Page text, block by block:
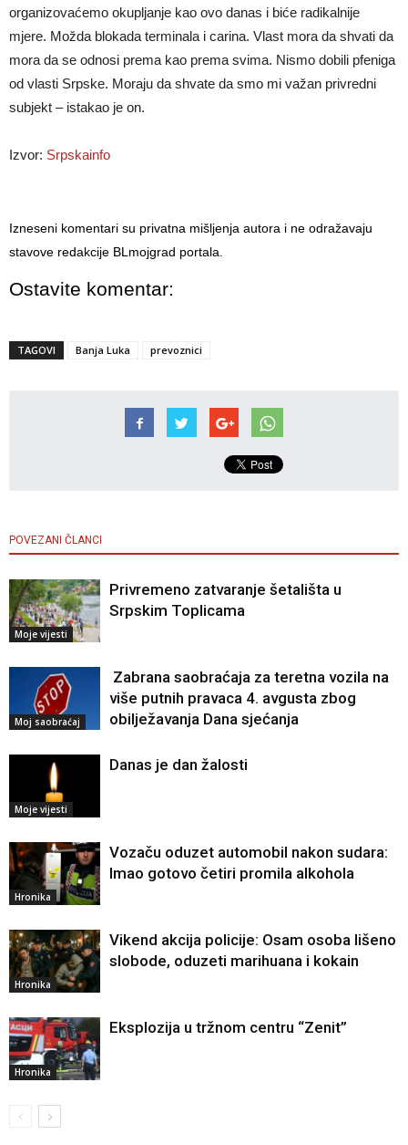
organizovaćemo okupljanje kao ovo danas i biće radikalnije
mjere. Možda blokada terminala i carina. Vlast mora da shvati da
mora da se odnosi prema kao prema svima. Nismo dobili pfeniga
od vlasti Srpske. Moraju da shvate da smo mi važan privredni
subjekt – istakao je on.
Izvor: Srpskainfo
Izneseni komentari su privatna mišljenja autora i ne odražavaju
stavove redakcije BLmojgrad portala.
Ostavite komentar:
TAGOVI Banja Luka prevoznici
POVEZANI ČLANCI
Moje vijesti
Privremeno zatvaranje šetališta u
Srpskim Toplicama
Moj saobraćaj
Zabrana saobraćaja za teretna vozila na
više putnih pravaca 4. avgusta zbog
obilježavanja Dana sjećanja
Moje vijesti
Danas je dan žalosti
Hronika
Vozaču oduzet automobil nakon sudara:
Imao gotovo četiri promila alkohola
Hronika
Vikend akcija policije: Osam osoba lišeno
slobode, oduzeti marihuana i kokain
Hronika
Eksplozija u tržnom centru “Zenit”